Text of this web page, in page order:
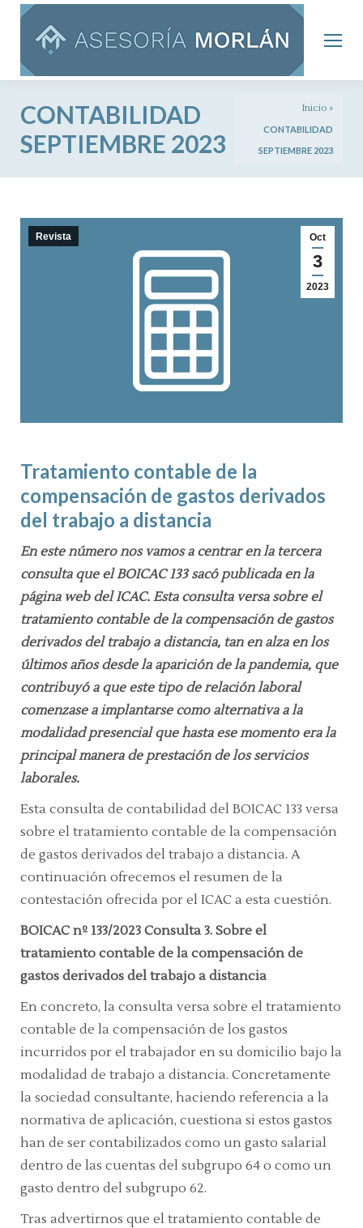
CONTABILIDAD
SEPTIEMBRE 2023
Inicio »
CONTABILIDAD
SEPTIEMBRE 2023
Oct
3
2023
Revista
Tratamiento contable de la
compensación de gastos derivados
del trabajo a distancia
En este número nos vamos a centrar en la tercera
consulta que el BOICAC 133 sacó publicada en la
página web del ICAC. Esta consulta versa sobre el
tratamiento contable de la compensación de gastos
derivados del trabajo a distancia, tan en alza en los
últimos años desde la aparición de la pandemia, que
contribuyó a que este tipo de relación laboral
comenzase a implantarse como alternativa a la
modalidad presencial que hasta ese momento era la
principal manera de prestación de los servicios
laborales.
Esta consulta de contabilidad del BOICAC 133 versa
sobre el tratamiento contable de la compensación
de gastos derivados del trabajo a distancia. A
continuación ofrecemos el resumen de la
contestación ofrecida por el ICAC a esta cuestión.
BOICAC nº 133/2023 Consulta 3. Sobre el
tratamiento contable de la compensación de
gastos derivados del trabajo a distancia
En concreto, la consulta versa sobre el tratamiento
contable de la compensación de los gastos
incurridos por el trabajador en su domicilio bajo la
modalidad de trabajo a distancia. Concretamente
la sociedad consultante, haciendo referencia a la
normativa de aplicación, cuestiona si estos gastos
han de ser contabilizados como un gasto salarial
dentro de las cuentas del subgrupo 64 o como un
gasto dentro del subgrupo 62.
Tras advertirnos que el tratamiento contable de